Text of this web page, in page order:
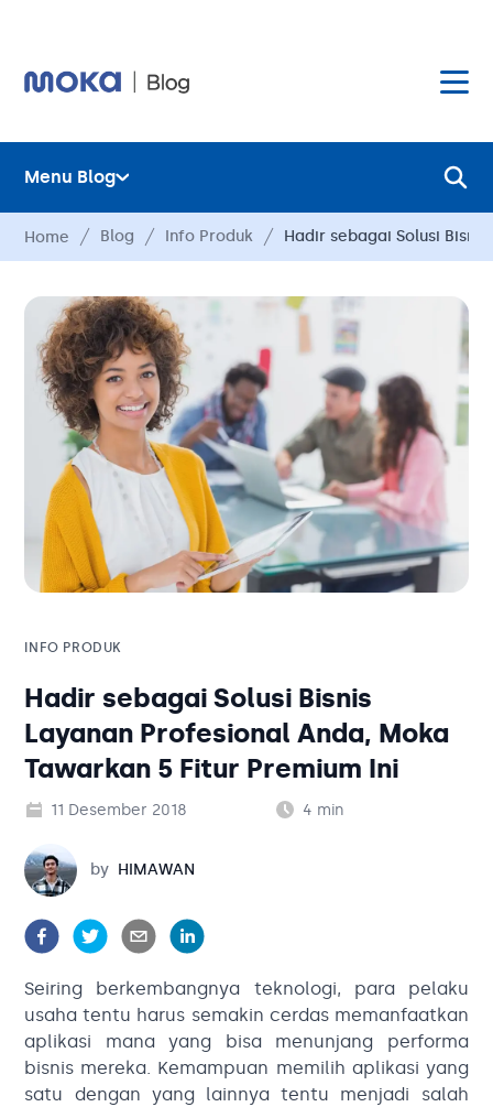
Layanan
Hardware
Harga
Hubungi Kami
Blog
Solusi Bisnis
Tambahan
Menu Blog
Layanan
Hardware
Harga
Hubungi Kami
Blog
Solusi Bisnis
Tambahan
Kategori Blog
Home Blog Info Produk Hadir sebagai Solusi
INFO PRODUK
Hadir sebagai Solusi Bisnis
Layanan Profesional Anda, Moka
Tawarkan 5 Fitur Premium Ini
11 Desember 2018 4 min
Himawan
by HIMAWAN
Seiring berkembangnya teknologi, para pelaku
usaha tentu harus semakin cerdas memanfaatkan
aplikasi mana yang bisa menunjang performa
bisnis mereka. Kemampuan memilih aplikasi yang
satu dengan yang lainnya tentu menjadi salah